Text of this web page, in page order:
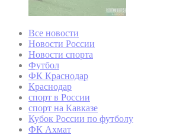
Все новости
Новости России
Новости спорта
Футбол
ФК Краснодар
Краснодар
спорт в России
спорт на Кавказе
Кубок России по футболу
ФК Ахмат